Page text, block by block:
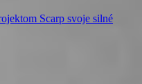
Scarp svoje silné